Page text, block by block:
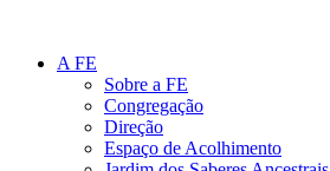
A FE
Sobre a FE
Congregação
Direção
Espaço de Acolhimento